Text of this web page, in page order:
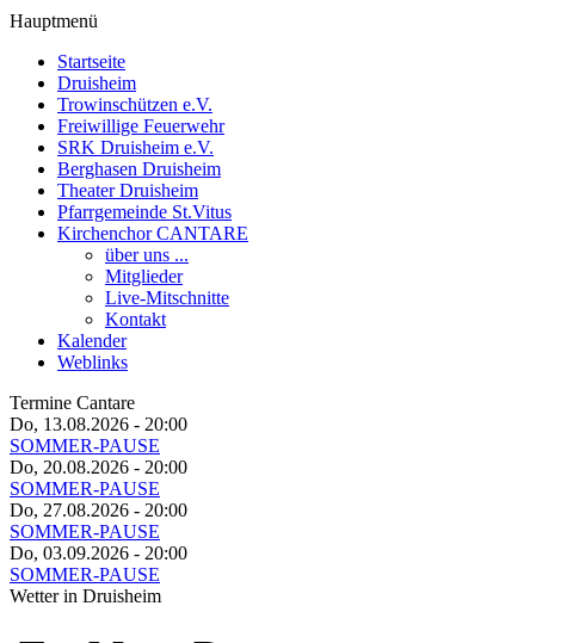
Hauptmenü
Startseite
Druisheim
Trowinschützen e.V.
Freiwillige Feuerwehr
SRK Druisheim e.V.
Berghasen Druisheim
Theater Druisheim
Pfarrgemeinde St.Vitus
Kirchenchor CANTARE
über uns ...
Mitglieder
Live-Mitschnitte
Kontakt
Kalender
Weblinks
Termine Cantare
Do, 13.08.2026 - 20:00
SOMMER-PAUSE
Do, 20.08.2026 - 20:00
SOMMER-PAUSE
Do, 27.08.2026 - 20:00
SOMMER-PAUSE
Do, 03.09.2026 - 20:00
SOMMER-PAUSE
Wetter in Druisheim